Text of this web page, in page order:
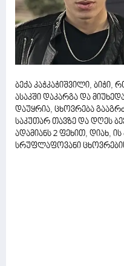
ბექა კაჭკაჭიშვილი,
ასაკში დაკარგა და
დაუყრია, ცხოვრება
საკუთარ თავზე და დღეს
ადამიანს 2 ფეხით, დიახ,
სრუფლაფოვანი